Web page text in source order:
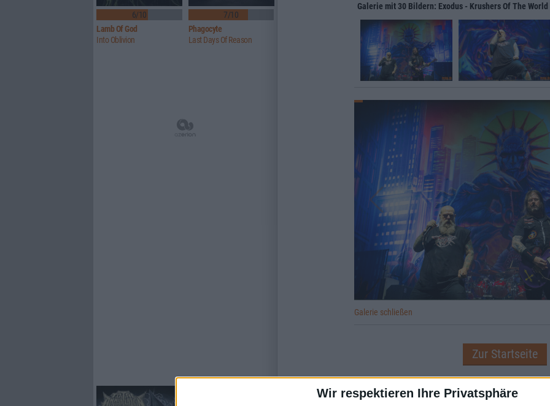
Wir respektieren Ihre Privatsphäre
Galerie mit 30 Bildern: Exodus - Krushers Of The
Galerie schließen
Zur Startseite
6/10
Lamb Of God
Into Oblivion
7/10
Phagocyte
Last Days Of Reason